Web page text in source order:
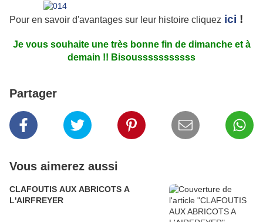
Pour en savoir d'avantages sur leur histoire cliquez ici !
Je vous souhaite une très bonne fin de dimanche et à
demain !! Bisousssssssssss
Partager
Vous aimerez aussi
CLAFOUTIS AUX ABRICOTS A
L'AIRFREYER